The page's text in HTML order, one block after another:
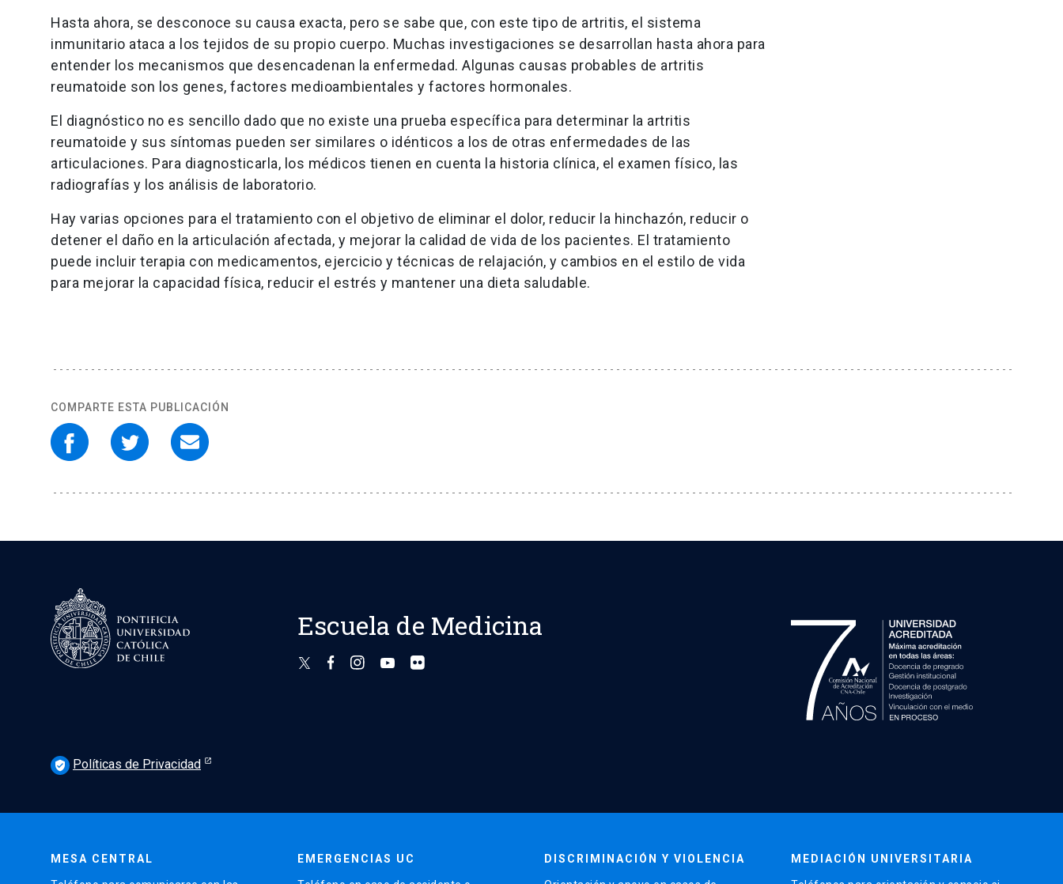
Hasta ahora, se desconoce su causa exacta, pero se sabe que, con este tipo de artritis, el sistema
inmunitario ataca a los tejidos de su propio cuerpo. Muchas investigaciones se desarrollan hasta ahora para
entender los mecanismos que desencadenan la enfermedad. Algunas causas probables de artritis
reumatoide son los genes, factores medioambientales y factores hormonales.
El diagnóstico no es sencillo dado que no existe una prueba específica para determinar la artritis
reumatoide y sus síntomas pueden ser similares o idénticos a los de otras enfermedades de las
articulaciones. Para diagnosticarla, los médicos tienen en cuenta la historia clínica, el examen físico, las
radiografías y los análisis de laboratorio.
Hay varias opciones para el tratamiento con el objetivo de eliminar el dolor, reducir la hinchazón, reducir o
detener el daño en la articulación afectada, y mejorar la calidad de vida de los pacientes. El tratamiento
puede incluir terapia con medicamentos, ejercicio y técnicas de relajación, y cambios en el estilo de vida
para mejorar la capacidad física, reducir el estrés y mantener una dieta saludable.
COMPARTE ESTA PUBLICACIÓN
Escuela de Medicina
verified_user Políticas de Privacidad
MESA CENTRAL EMERGENCIAS UC DISCRIMINACIÓN Y VIOLENCIA MEDIACIÓN UNIVERSITARIA